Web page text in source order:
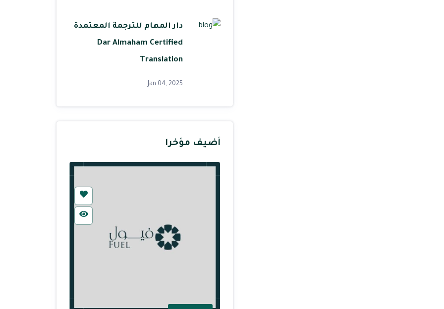
دار المهام للترجمة المعتمدة
Dar Almaham Certified
Translation
Jan 04, 2025
أضيف مؤخرا